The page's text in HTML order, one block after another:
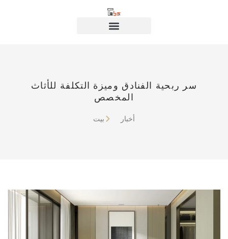
سر ربحية الفنادق وميزة التكلفة للأثاث
المخصص
بيت أخبار